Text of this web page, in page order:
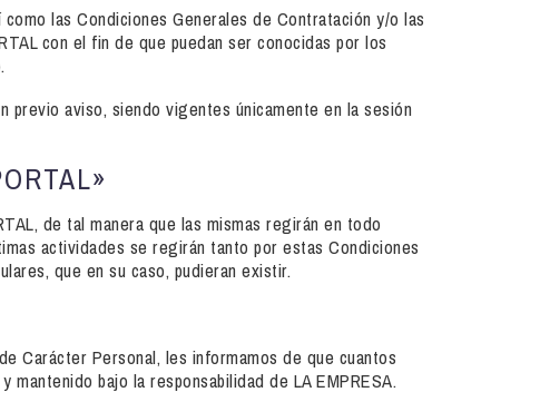
las Condiciones Generales de Contratación y/o las
con el fin de que puedan ser conocidas por los
aviso, siendo vigentes únicamente en la sesión
de tal manera que las mismas regirán en todo
actividades se regirán tanto por estas Condiciones
que en su caso, pudieran existir.
Carácter Personal, les informamos de que cuantos
bajo la responsabilidad de LA EMPRESA.